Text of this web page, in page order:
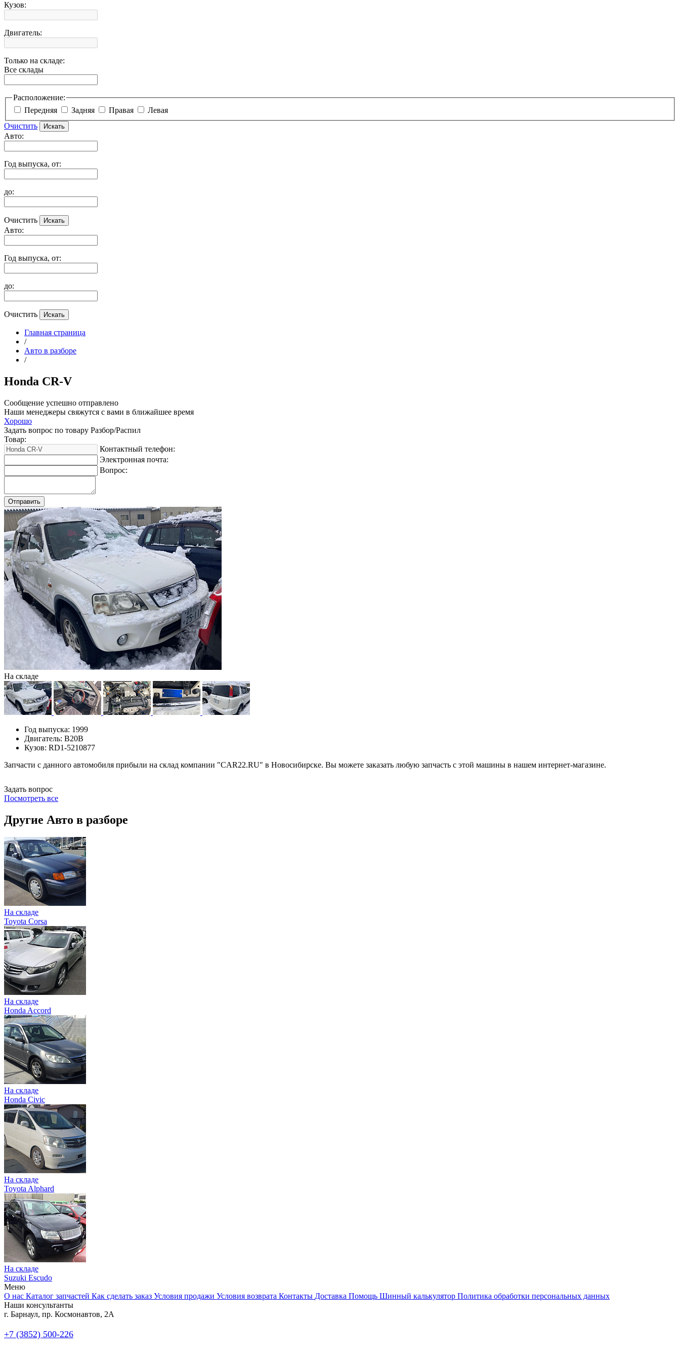
Кузов:
Двигатель:
Только на складе:
Все склады
Расположение:
Передняя
Задняя Правая
Левая
Очистить
Авто:
Год выпуска, от:
до:
Очистить
Авто:
Год выпуска, от:
до:
Очистить
Главная страница
/
Авто в разборе
/
Honda CR-V
Сообщение успешно отправлено
Наши менеджеры свяжутся с вами в ближайшее время
Хорошо
Задать вопрос по товару Разбор/Распил
Товар:
Контактный телефон:
Электронная почта:
Вопрос:
На складе
Год выпуска: 1999
Двигатель: B20B
Кузов: RD1-5210877
Запчасти с данного автомобиля прибыли на склад компании "CAR22.RU" в Новосибирске. Вы можете заказать любую запчасть с этой машины в нашем интернет-магазине.
Задать вопрос
Посмотреть все
Другие Авто в разборе
На складе
Toyota Corsa
На складе
Honda Accord
На складе
Honda Civic
На складе
Toyota Alphard
На складе
Suzuki Escudo
Меню
О нас Каталог запчастей Как сделать заказ Условия продажи Условия возврата Контакты Доставка Помощь Шинный калькулятор Политика обработки персональных данных
Наши консультанты
г. Барнаул, пр. Космонавтов, 2А
+7 (3852) 500-226